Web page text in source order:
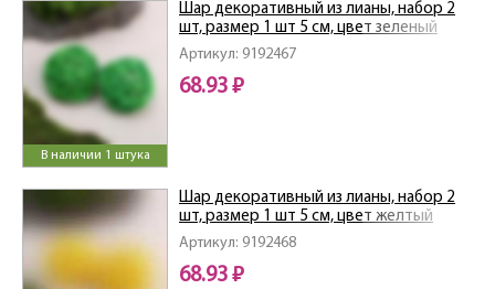
В наличии 1 штука
Артикул: 9192467
Шар декоративный из лианы, набор 2
шт, размер 1 шт 5 см, цвет зеленый
9192467
68.93 ₽
Артикул: 9192468
Шар декоративный из лианы, набор 2
шт, размер 1 шт 5 см, цвет желтый
9192468
68.93 ₽